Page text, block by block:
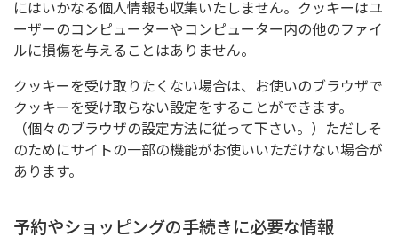
にはいかなる個人情報も収集いたしません。クッキーはユ
ーザーのコンピューターやコンピューター内の他のファイ
ルに損傷を与えることはありません。
クッキーを受け取りたくない場合は、お使いのブラウザで
クッキーを受け取らない設定をすることができます。
（個々のブラウザの設定方法に従って下さい。）ただしそ
のためにサイトの一部の機能がお使いいただけない場合が
あります。
予約やショッピングの手続きに必要な情報